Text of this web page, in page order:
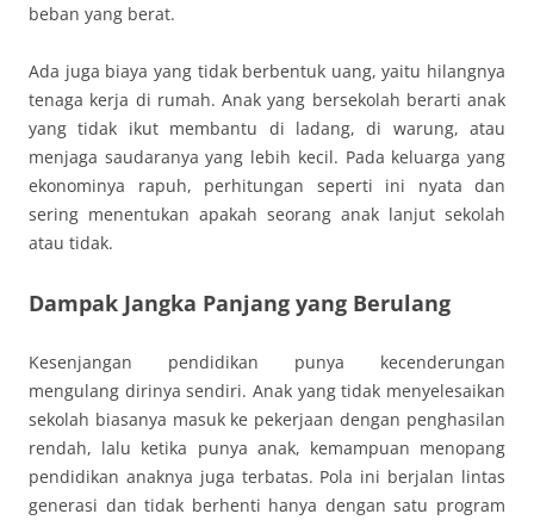
beban yang berat.
Ada juga biaya yang tidak berbentuk uang, yaitu hilangnya
tenaga kerja di rumah. Anak yang bersekolah berarti anak
yang tidak ikut membantu di ladang, di warung, atau
menjaga saudaranya yang lebih kecil. Pada keluarga yang
ekonominya rapuh, perhitungan seperti ini nyata dan
sering menentukan apakah seorang anak lanjut sekolah
atau tidak.
Dampak Jangka Panjang yang Berulang
Kesenjangan pendidikan punya kecenderungan
mengulang dirinya sendiri. Anak yang tidak menyelesaikan
sekolah biasanya masuk ke pekerjaan dengan penghasilan
rendah, lalu ketika punya anak, kemampuan menopang
pendidikan anaknya juga terbatas. Pola ini berjalan lintas
generasi dan tidak berhenti hanya dengan satu program